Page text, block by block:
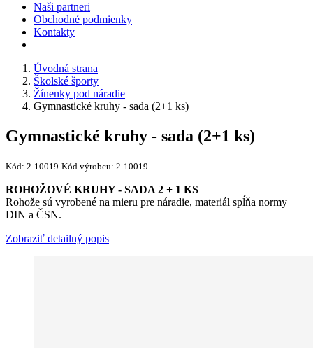
Naši partneri
Obchodné podmienky
Kontakty
Úvodná strana
Školské športy
Žínenky pod náradie
Gymnastické kruhy - sada (2+1 ks)
Gymnastické kruhy - sada (2+1 ks)
Kód: 2-10019 Kód výrobcu: 2-10019
ROHOŽOVÉ KRUHY - SADA 2 + 1 KS
Rohože sú vyrobené na mieru pre náradie, materiál spĺňa normy
DIN a ČSN.
Zobraziť detailný popis